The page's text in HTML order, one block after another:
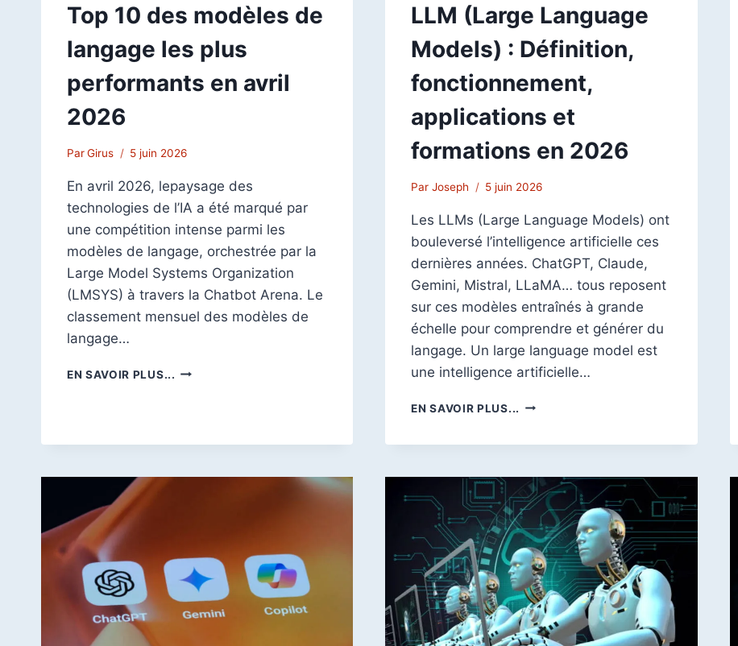
Top 10 des modèles de
langage les plus
performants en avril
2026
ParGirus 5 juin 2026
En avril 2026, lepaysage des
technologies de l’IA a été marqué par
une compétition intense parmi les
modèles de langage, orchestrée par la
Large Model Systems Organization
(LMSYS) à travers la Chatbot Arena. Le
classement mensuel des modèles de
langage…
EN SAVOIR PLUS... TOP
2026
LLM (Large Language
Models) : Définition,
fonctionnement,
applications et
formations en 2026
Par Joseph 5 juin 2026
Les LLMs (Large Language Models) ont
bouleversé l’intelligence artificielle ces
dernières années. ChatGPT, Claude,
Gemini, Mistral, LLaMA… tous reposent
sur ces modèles entraînés à grande
échelle pour comprendre et générer du
langage. Un large language model est
une intelligence artificielle…
EN SAVOIR PLUS... LLM
DÉFINITION,
FONCTIONNEMENT,
APPLICATIONS
ET
FORMATIONS
EN
2026